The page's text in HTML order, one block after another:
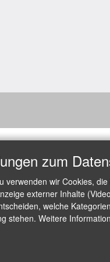
zum
wir Cookies,
externer Inhalte
welche
stehen. Weitere